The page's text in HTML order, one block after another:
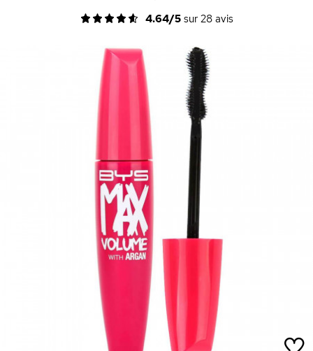
4.64/5sur 28avis